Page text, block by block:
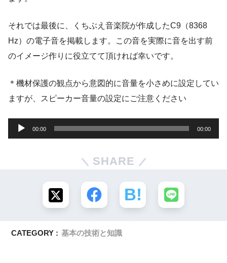
それでは最後に、くちぶえ音楽院が作成したC9（8368
Hz）の電子音を掲載します。この音を実際に音を出す前
のイメージ作りに役立てて頂ければ幸いです。
＊機材保護の観点から意図的に音量を小さめに設定してい
ますが、スピーカー音量の設定にご注意ください
声
00:00 00:00
SHARE
CATEGORY : 基本の技術と知識